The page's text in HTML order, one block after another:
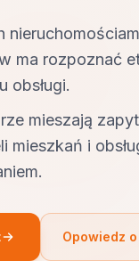
ma rozpoznać
obsługi.
mieszają
mieszkań i
Opowiedz